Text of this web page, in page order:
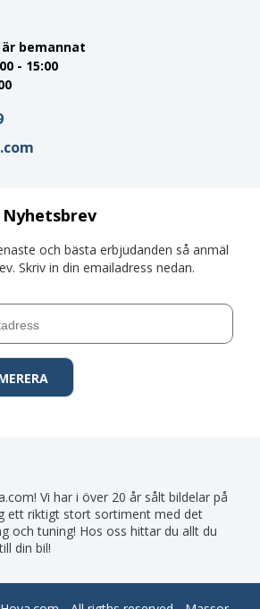
Nyhetsbrev
och bästa erbjudanden så anmäl
Skriv in din emailadress nedan.
bemannat
- 15:00
Vi har i över 20 år sålt bildelar på
ett riktigt stort sortiment med det
och tuning! Hos oss hittar du allt du
din bil!